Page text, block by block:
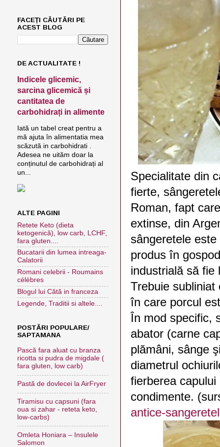
Specialitate din
fierte,
Roman, fapt
extinse, din
sângeretele
produs în
industrială să fie
Trebuie
în care porcul
În mod specific,
abator (carne
plămâni, sânge
diametrul
fierberea
condimente.
antice-
FACEȚI CĂUTĂRI PE
ACEST BLOG
DE ACTUALITATE !
Indicele glicemic,
sarcina glicemică și
cantitatea de
carbohidrați in alimente
Iată un tabel creat pentru a
mă ajuta în alimentatia mea
scăzută in carbohidrati .
Adesea ne uităm doar la
conținutul de carbohidrați al
un...
ALTE PAGINI
Retete Keto (dieta
ketogenică), low carb, LCHF,
fara gluten....
Bucatarii din lumea intreaga-
Calatorii
Romani celebrii - Roumains
célèbres
Blogul lui Cătă in franceza
Legende, Traditii si altele....
POSTĂRI POPULARE/
SAPTAMANA
Pască fara aluat cu branza
ricotta si pudra de migdale (
fara gluten, low carb)
Pastă de dovlecei la AirFryer
Tiramisu cu capsuni (fara
oua si zahar - reteta keto,
low-carbs)
Omleta Honiara – Insulele
Salomon